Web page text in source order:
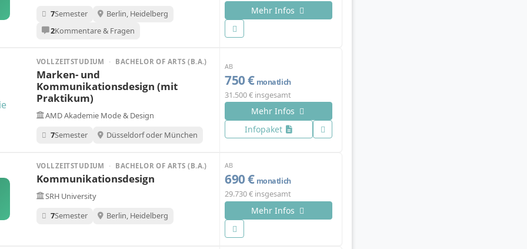
7Semester
Berlin, Heidelberg
2Kommentare & Fragen
Mehr Infos
VOLLZEITSTUDIUM · BACHELOR OF ARTS (B.A.)
Marken- und
Kommunikationsdesign (mit
Praktikum)
AMD Akademie Mode & Design
7Semester Düsseldorf oder München
AB
750 € monatlich
31.500 € insgesamt
Mehr Infos
Infopaket
VOLLZEITSTUDIUM · BACHELOR OF ARTS (B.A.)
Kommunikationsdesign
SRH University
7Semester Berlin, Heidelberg
AB
690 € monatlich
29.730 € insgesamt
Mehr Infos